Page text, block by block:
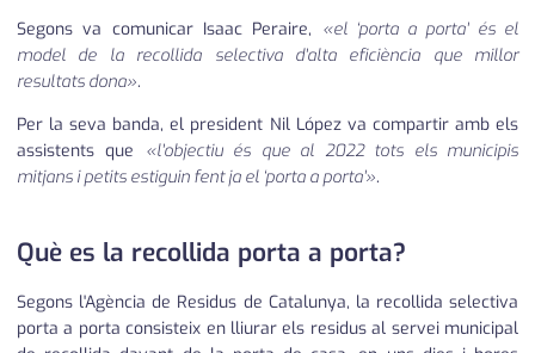
Segons va comunicar Isaac Peraire, «el ‘porta a porta' és el
model de la recollida selectiva d'alta eficiència que millor
resultats dona».
Per la seva banda, el president Nil López va compartir amb els
assistents que «l'objectiu és que al 2022 tots els municipis
mitjans i petits estiguin fent ja el ‘porta a porta'».
Què es la recollida porta a porta?
Segons l'Agència de Residus de Catalunya, la recollida selectiva
porta a porta consisteix en lliurar els residus al servei municipal